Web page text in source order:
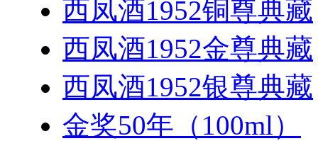
西凤酒1952铜尊典藏
西凤酒1952金尊典藏
西凤酒1952银尊典藏
金奖50年（100ml）